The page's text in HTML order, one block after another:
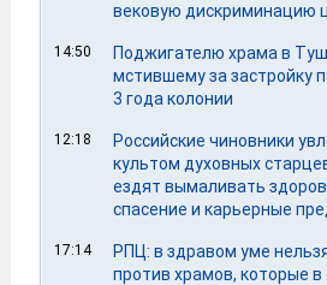
вековую дискриминацию
14:50
Поджигателю храма в
мстившему за застройку
3 года колонии
12:18
Российские чиновники
культом духовных
ездят вымаливать
спасение и карьерные
17:14
РПЦ: в здравом уме
против храмов, которые в